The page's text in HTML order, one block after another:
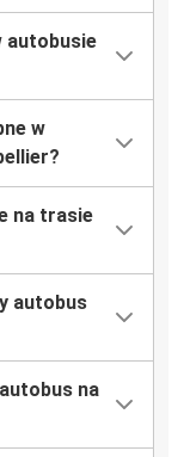
autobusie
w
na trasie
autobus
na